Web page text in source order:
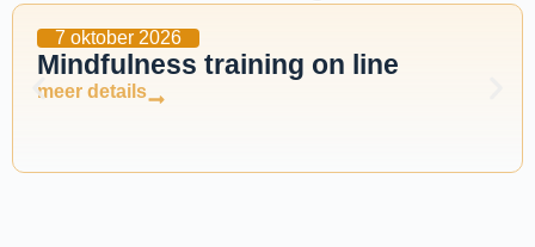
7 oktober 2026
Mindfulness training on line
meer details